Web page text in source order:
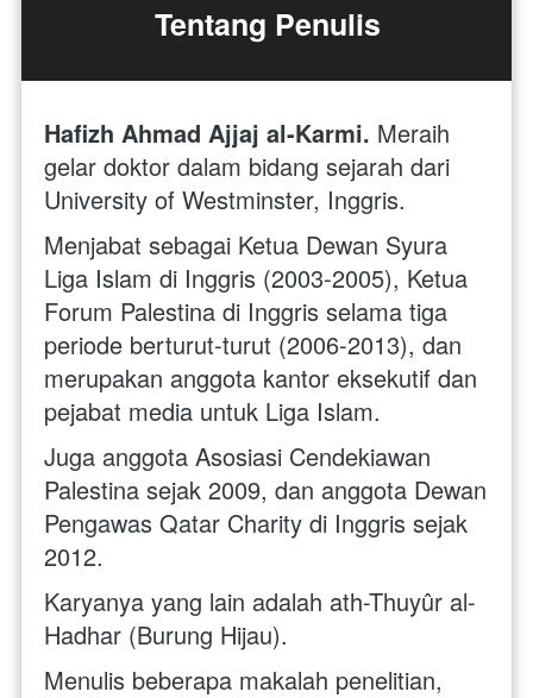
Tentang Penulis
Hafizh Ahmad Ajjaj al-Karmi. Meraih
gelar doktor dalam bidang sejarah dari
University of Westminster, Inggris.
Menjabat sebagai Ketua Dewan Syura
Liga Islam di Inggris (2003-2005), Ketua
Forum Palestina di Inggris selama tiga
periode berturut-turut (2006-2013), dan
merupakan anggota kantor eksekutif dan
pejabat media untuk Liga Islam.
Juga anggota Asosiasi Cendekiawan
Palestina sejak 2009, dan anggota Dewan
Pengawas Qatar Charity di Inggris sejak
2012.
Karyanya yang lain adalah ath-Thuyûr al-
Hadhar (Burung Hijau).
Menulis beberapa makalah penelitian,